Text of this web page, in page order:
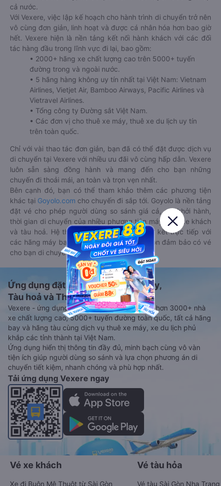
cả nước.
Với Vexere, việc lập kế hoạch cho hành trình di chuyển trở nên
vô cùng đơn giản, linh hoạt và được cá nhân hóa hơn bao giờ
hết. Vexere hiện là nền tảng kết nối hành khách với các đối
tác hàng đầu trong lĩnh vực đi lại, bao gồm:
• 2000+ hãng xe chất lượng cao trên 5000+ tuyến
đường trong và ngoài nước.
• 5 hãng hàng không uy tín nhất tại Việt Nam: Vietnam
Airlines, Vietjet Air, Bamboo Airways, Pacific Airlines và
Vietravel Airlines.
• Tổng công ty Đường sắt Việt Nam.
• Các đơn vị cho thuê xe máy, thuê xe du lịch uy tín
trên toàn quốc.
Chỉ với vài thao tác đơn giản, bạn đã có thể đặt được dịch vụ
di chuyển tại Vexere với nhiều ưu đãi vô cùng hấp dẫn. Vexere
luôn sẵn sàng đồng hành và mang đến cho bạn những
chuyến đi thoải mái, an toàn và trọn vẹn nhất.
Bên cạnh đó, bạn có thể tham khảo thêm các phương tiện
khác tại Goyolo.com cho chuyến đi sắp tới. Goyolo là nền tảng
đặt vé cho phép người dùng so sánh giá cả, giờ khởi hành,
thời gian di chuyển của nhiều phương tiện máy bay, xe khách
và tàu hoả. Hệ thống của Goyolo được liên kết trực tiếp với
các hãng máy bay, xe khách và tàu hoả, luôn đảm bảo có vé
cho bạn di chuyển.
Ứng dụng đặt vé Xe khách, Máy bay,
Tàu hoả và Thuê xe
Vexere - ứng dụng đặt vé đa phương tiện với hơn 3000+ nhà
xe chất lượng cao, 5000+ tuyến đường toàn quốc, tất cả hãng
bay và hãng tàu cùng dịch vụ thuê xe máy, xe du lịch phủ
khắp các tỉnh thành tại Việt Nam.
Ứng dụng hiển thị thông tin đầy đủ, minh bạch cùng vô vàn
tiện ích giúp người dùng so sánh và lựa chọn phương án di
chuyển tiết kiệm, nhanh chóng và phù hợp nhất.
Tải ứng dụng Vexere ngay
Vé xe khách
Xe đi Buôn Mê Thuột từ Sài Gòn
Vé tàu hỏa
Vé tàu Sài Gòn Nha Trang